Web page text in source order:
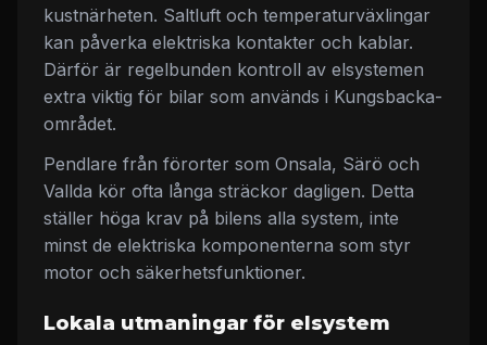
kustnärheten. Saltluft och temperaturväxlingar
kan påverka elektriska kontakter och kablar.
Därför är regelbunden kontroll av elsystemen
extra viktig för bilar som används i Kungsbacka-
området.
Pendlare från förorter som Onsala, Särö och
Vallda kör ofta långa sträckor dagligen. Detta
ställer höga krav på bilens alla system, inte
minst de elektriska komponenterna som styr
motor och säkerhetsfunktioner.
Lokala utmaningar för elsystem